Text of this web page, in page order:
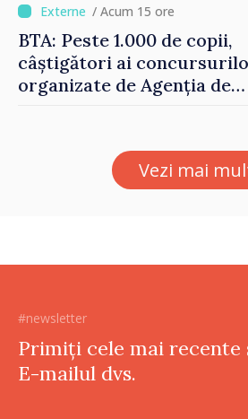
investițiile, taxăm viciile și
echilibrăm taxarea
consumului”
/ Acum 15 ore
BTA: Peste 1.000 de copii,
câștigători ai
organizate de Agenția de
Vezi mai
#newsletter
Primiți cele mai
E-mailul dvs.